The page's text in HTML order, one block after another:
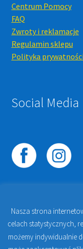
Centrum Pomocy
FAQ
Zwroty i reklamacje
Regulamin sklepu
Polityka prywatności
Social Media
© 2023PROTO-
Kursy Online
Nasza strona
celach statystycznych,
możemy indywidualnie